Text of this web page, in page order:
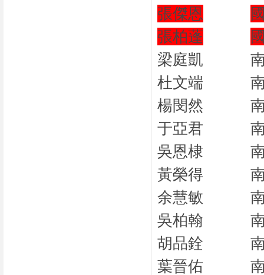
張傑恩
張柏蓬
梁庭凱
杜文端
楊閔然
于亞君
吳恩棣
黃榮得
余慧敏
吳柏翰
胡品銓
葉晉佑